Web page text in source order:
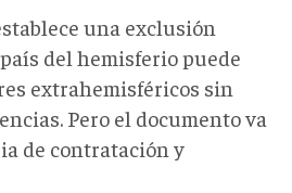
una exclusión
del hemisferio puede
extrahemisféricos sin
Pero el documento va
de contratación y